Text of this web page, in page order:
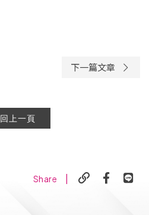
下一篇文章
回上一頁
Share